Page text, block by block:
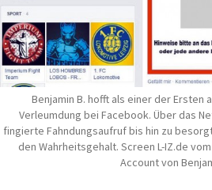
Benjamin B. hofft als einer der Ersten
Verleumdung bei Facebook. Über das
fingierte Fahndungsaufruf bis hin zu
den Wahrheitsgehalt. Screen L-IZ.de
Account von